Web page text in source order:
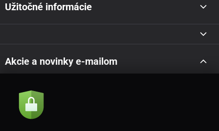
Užitočné informácie
Akcie a novinky e-mailom
Súhlasím so